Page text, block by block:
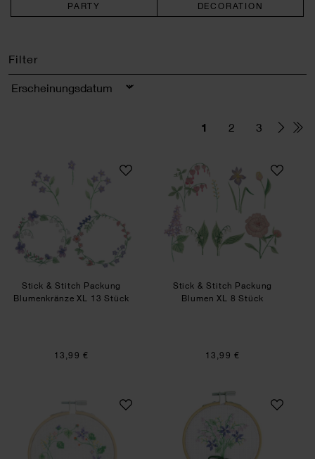
PARTY DECORATION
Filter
Sortierung
1 2 3
Stick & Stitch Packung Blumenkränze XL 13
Stick & Stitch Packung
Blumenkränze XL 13 Stück
13,99 €
SET
Stick & Stitch Packung
Blumen XL 8 Stück
13,99 €
Stickpackung Gezählter KreuzstichStickpackung